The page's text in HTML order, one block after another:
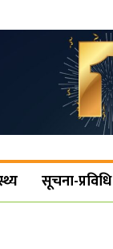
सूचना-प्रविधि